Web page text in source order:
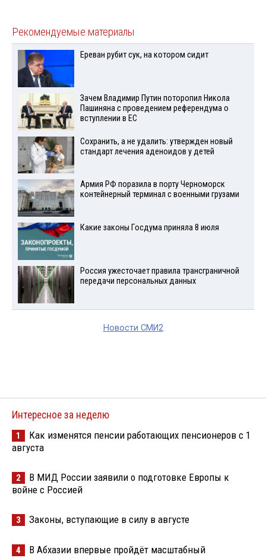
Рекомендуемые материалы
Ереван рубит сук, на котором сидит
Зачем Владимир Путин поторопил Никола
Пашиняна с проведением референдума о
вступлении в ЕС
Сохранить, а не удалить: утвержден новый
стандарт лечения аденоидов у детей
Армия РФ поразила в порту Черноморск
контейнерный терминал с военными грузами
Какие законы Госдума приняла 8 июля
Россия ужесточает правила трансграничной
передачи персональных данных
Новости СМИ2
Интересное за неделю
1
Как изменятся пенсии работающих пенсионеров с 1
августа
2
В МИД России заявили о подготовке Европы к
войне с Россией
3 Законы, вступающие в силу в августе
4
В Абхазии впервые пройдёт масштабный